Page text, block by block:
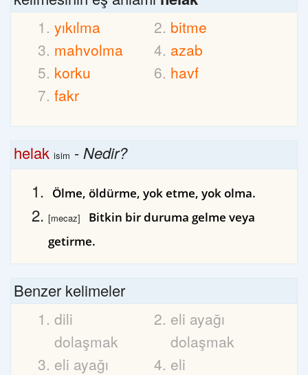
yıkılma
bitme
mahvolma
azab
korku
havf
fakr
helak isim -Nedir?
Ölme, öldürme, yok etme, yok olma.
[mecaz]
Bitkin bir duruma gelme veya
getirme.
Benzer kelimeler
dili
dolaşmak
eli ayağı
dolaşmak
eli ayağı
eli